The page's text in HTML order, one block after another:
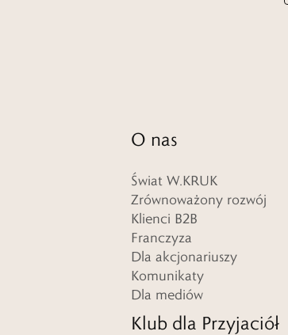
O nas
Świat W.KRUK
Zrównoważony rozwój
Klienci B2B
Franczyza
Dla akcjonariuszy
Komunikaty
Dla mediów
Klub dla Przyjaciół